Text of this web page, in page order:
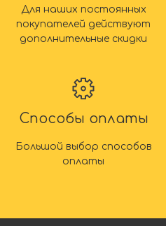
Для наших постоянных
покупателей действуют
дополнительные скидки
Способы оплаты
Большой выбор способов
оплаты